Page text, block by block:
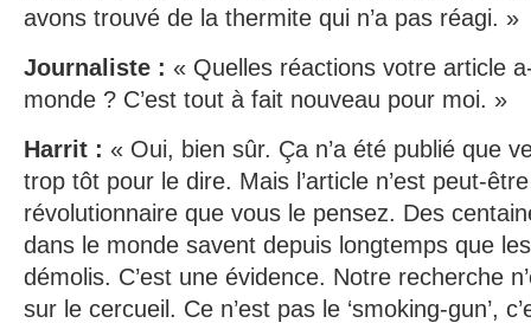
avons trouvé de la thermite qui n’a pas réagi. »
Journaliste : « Quelles réactions votre article
monde ? C’est tout à fait nouveau pour moi. »
Harrit : « Oui, bien sûr. Ça n’a été publié que
trop tôt pour le dire. Mais l’article n’est peut-
révolutionnaire que vous le pensez. Des
dans le monde savent depuis longtemps que
démolis. C’est une évidence. Notre recherche
sur le cercueil. Ce n’est pas le ‘smoking-gun’,